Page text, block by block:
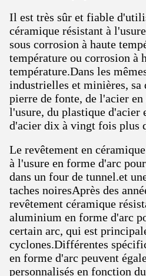
Il est très sûr et fiable
céramique résistant à
sous corrosion à haute
température ou corrosion à
température.Dans les
industrielles et minières, sa
pierre de fonte, de l'acier
l'usure, du plastique d'acier
d'acier dix à vingt fois plus
Le revêtement en
à l'usure en forme d'arc
dans un four de tunnel.et
taches noiresAprès des
revêtement céramique
aluminium en forme d'arc
certain arc, qui est
cyclones.Différentes
en forme d'arc peuvent
personnalisés en fonction